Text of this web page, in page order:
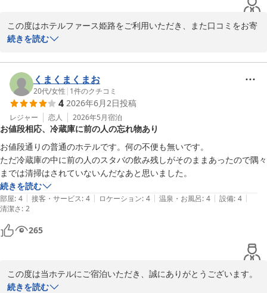
この度はホテルファース姫路をご利用いただき、また口コミをお寄
せいただき誠にありがとうございます。
スタッフの対応についてお褒めのお言葉をいただき、また星4つの
評価をいただけたこと、大変嬉しく思います。
一方で、お部屋の広さや廊下からの音について、ご不快な思いをお
かけし申し訳ございません。いただいたご意見は、今後のサービス
改善の参考とさせていただきます。
なお、お子様の料金につきましては、ご予約いただいたプランが
「添い寝1名様無料」のプランとなっており、2名様以上の添い寝の
場合は、1名様につき1,500円を現地で頂戴する旨をプラン内容に記
載しております。ご理解いただけますと幸いです。
今後もより快適にお過ごしいただけるホテルを目指してまいりま
す。また機会がございましたら、ぜひホテルファース姫路をご利用
2026-07-24
続きを読む
くまくまくまお
20代/女性 | 1件のクチコミ
4 2026年6月2日投稿
レジャー 恋人 2026年5月宿泊
お値段相応、冷蔵庫に前の人の忘れ物あり
お値段通りの普通のホテルです。何の不便も無いです。
ただ冷蔵庫の中に前の人のスタバの飲み残しがそのままあったので隅々
までは清掃はされていないんだなあと思いました。
続きを読む
部屋: 4 | 接客・サービス: 4 | ロケーション: 4 | 温泉・お風呂: 4 | 設備: 4 |
清潔さ: 2
265
この度は当ホテルにご宿泊いただき、誠にありがとうございます。
続きを読む